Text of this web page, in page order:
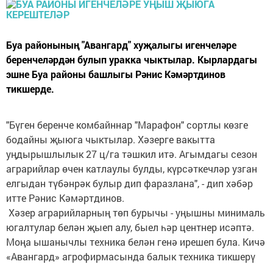
Буа районының "Авангард" хуҗалыгы игенчеләре
беренчеләрдән булып уракка чыктылар. Кырлардагы
эшне Буа районы башлыгы Рәнис Кәмәртдинов
тикшерде.
"Бүген беренче комбайннар "Марафон" сортлы көзге
бодайны җыюга чыктылар. Хәзерге вакытта
уңдырышлылык 27 ц/га тәшкил итә. Агымдагы сезон
аграрийлар өчен катлаулы булды, күрсәткечләр узган
елгыдан түбәнрәк булыр дип фаразлана", - дип хәбәр
итте Рәнис Кәмәртдинов.
Хәзер аграрийларның төп бурычы - уңышны минималь
югалтулар белән җыеп алу, быел һәр центнер исәптә.
Моңа ышанычлы техника белән генә ирешеп була. Кичә
«Авангард» агрофирмасында балык техника тикшерү